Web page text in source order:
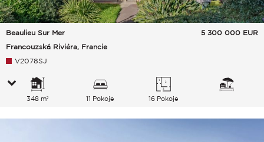
Beaulieu Sur Mer
Francouzská Riviéra, Francie
5 300 000 EUR
V2078SJ
348 m² 11 Pokoje 16 Pokoje